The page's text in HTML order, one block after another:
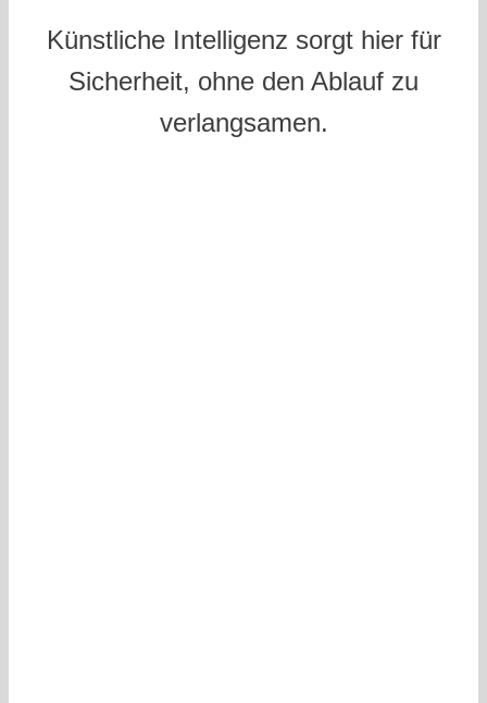
Künstliche Intelligenz sorgt hier für
Sicherheit, ohne den Ablauf zu
verlangsamen.